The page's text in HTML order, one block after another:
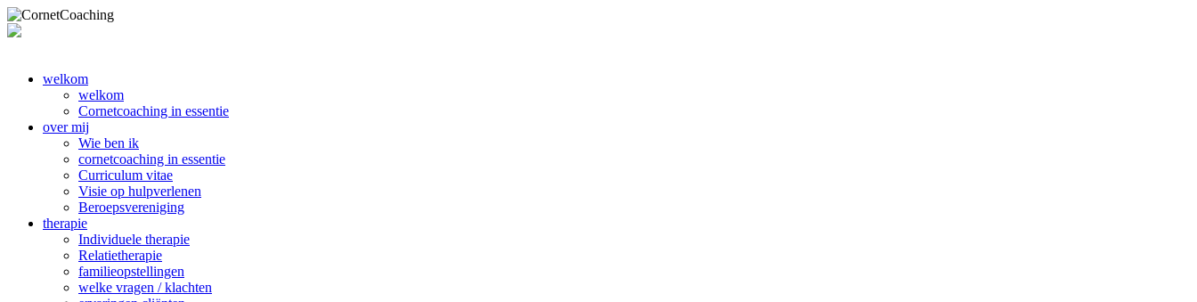
welkom
welkom
Cornetcoaching in essentie
over mij
Wie ben ik
cornetcoaching in essentie
Curriculum vitae
Visie op hulpverlenen
Beroepsvereniging
therapie
Individuele therapie
Relatietherapie
familieopstellingen
welke vragen / klachten